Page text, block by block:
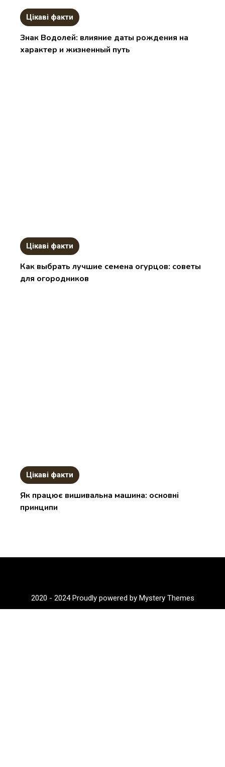
Цікаві факти
Знак Водолей: влияние даты рождения на
характер и жизненный путь
Цікаві факти
Как выбрать лучшие семена огурцов: советы
для огородников
Цікаві факти
Як працює вишивальна машина: основні
принципи
2020 - 2024 Proudly powered by Mystery Themes